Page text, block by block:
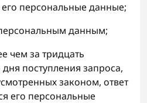
персональные данные;
данным;
чем за тридцать
поступления запроса,
законом, ответ
его персональные